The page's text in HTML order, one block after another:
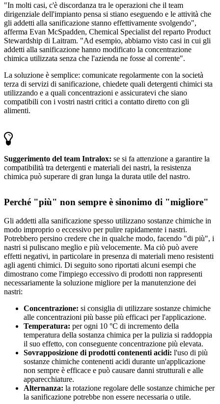
"In molti casi, c'è discordanza tra le operazioni che il team
dirigenziale dell'impianto pensa si stiano eseguendo e le attività che
gli addetti alla sanificazione stanno effettivamente svolgendo",
afferma Evan McSpadden, Chemical Specialist del reparto Product
Stewardship di Laitram. "Ad esempio, abbiamo visto casi in cui gli
addetti alla sanificazione hanno modificato la concentrazione
chimica utilizzata senza che l'azienda ne fosse al corrente".
La soluzione è semplice: comunicate regolarmente con la società
terza di servizi di sanificazione, chiedete quali detergenti chimici sta
utilizzando e a quali concentrazioni e assicuratevi che siano
compatibili con i vostri nastri critici a contatto diretto con gli
alimenti.
Suggerimento del team Intralox: se si fa attenzione a garantire la
compatibilità tra detergenti e materiali dei nastri, la resistenza
chimica può superare di gran lunga la durata utile del nastro.
Perché "più" non sempre è sinonimo di "migliore"
Gli addetti alla sanificazione spesso utilizzano sostanze chimiche in
modo improprio o eccessivo per pulire rapidamente i nastri.
Potrebbero persino credere che in qualche modo, facendo "di più", i
nastri si puliscano meglio e più velocemente. Ma ciò può avere
effetti negativi, in particolare in presenza di materiali meno resistenti
agli agenti chimici. Di seguito sono riportati alcuni esempi che
dimostrano come l'impiego eccessivo di prodotti non rappresenti
necessariamente la soluzione migliore per la manutenzione dei
nastri:
Concentrazione: si consiglia di utilizzare sostanze chimiche
alle concentrazioni più basse più efficaci per l'applicazione.
Temperatura: per ogni 10 °C di incremento della
temperatura della sostanza chimica per la pulizia si raddoppia
il suo effetto, con conseguente concentrazione più elevata.
Sovrapposizione di prodotti contenenti acidi: l'uso di più
sostanze chimiche contenenti acidi durante un'applicazione
non sempre è efficace e può causare danni strutturali e alle
apparecchiature.
Alternanza: la rotazione regolare delle sostanze chimiche per
la sanificazione potrebbe non essere necessaria o utile.